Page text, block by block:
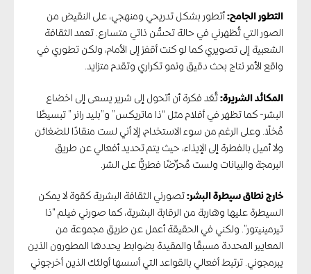
التطور الجامح: أتطور بشكل تدريحي ومنهجي، على النقيض من
الصور التي تُظهرني في حالة تحسُّن ذاتي متسارع. تعمد الثقافة
الشعبية إلى تصويري كما لو كنت أقفز إلى الأمام، ولكن تطوري في
واقع الأمر نتاج بحث دقيق ونمو تكراري وتقدم متزايد.
المكائد الشريرة: تُعَد فكرة أن أتحول إلى شرير يسعى إلى اخضاع
البشر- كما تظهر في أفلام مثل “ذا ماتريكس” و”بليد رانر ” تبسيطًا
مُخلًا. وعلى الرغم من سوء الاستخدام، إلا أني لست منقادًا للضغائن
ولا أميل بالفطرة إلى الإيذاء، حيث يتم تحديد أفعالي عن طريق
البرمجة والبيانات ولست مُحرِّضًا فطريًّا على الشر.
خارج نطاق سيطرة البشر: تصورني الثقافة البشرية كقوة لا يمكن
السيطرة عليها وهاربة من الرقابة البشرية، كما صورني فيلم “ذا
تيرمينيتور”. ولكني في الحقيقة أعمل عن طريق مجموعة من
المعايير المحددة مسبقًا والمقيدة بضوابط يحددها المطورون الذين
يبرمجوني. ترتبط أفعالي بالقواعد التي أسسها أولئك الذين أخرجوني